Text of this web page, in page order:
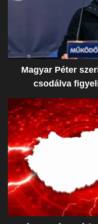
Magyar Péter
csodálva